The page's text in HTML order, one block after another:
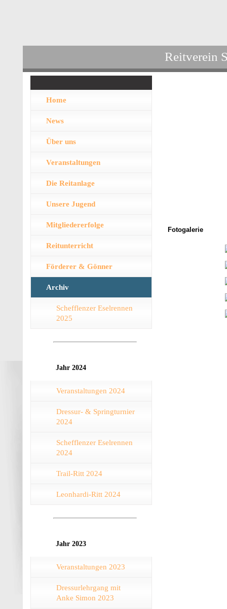
Reitverein
Home
News
Über uns
Veranstaltungen
Die Reitanlage
Unsere Jugend
Mitgliedererfolge
Reitunterricht
Förderer & Gönner
Archiv
Schefflenzer Eselrennen
2025
Jahr 2024
Veranstaltungen 2024
Dressur- & Springturnier
2024
Schefflenzer Eselrennen
2024
Trail-Ritt 2024
Leonhardi-Ritt 2024
Jahr 2023
Veranstaltungen 2023
Dressurlehrgang mit
Anke Simon 2023
Fotogalerie